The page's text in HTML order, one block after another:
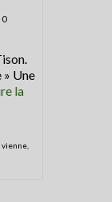
0
» Une
la
vienne,